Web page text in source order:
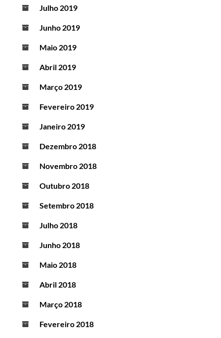
Julho 2019
Junho 2019
Maio 2019
Abril 2019
Março 2019
Fevereiro 2019
Janeiro 2019
Dezembro 2018
Novembro 2018
Outubro 2018
Setembro 2018
Julho 2018
Junho 2018
Maio 2018
Abril 2018
Março 2018
Fevereiro 2018